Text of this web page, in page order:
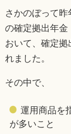
さかのぼって
の確定拠出年金
おいて、確定拠
れました。
その中で、
運用商品を
が多いこと